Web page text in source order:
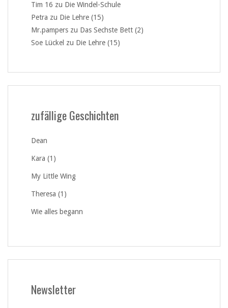
Tim 16 zu Die Windel-Schule
Petra zu Die Lehre (15)
Mr.pampers zu Das Sechste Bett (2)
Soe Lückel zu Die Lehre (15)
zufällige Geschichten
Dean
Kara (1)
My Little Wing
Theresa (1)
Wie alles begann
Newsletter